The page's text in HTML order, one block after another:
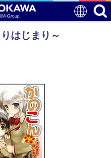
はじまり～